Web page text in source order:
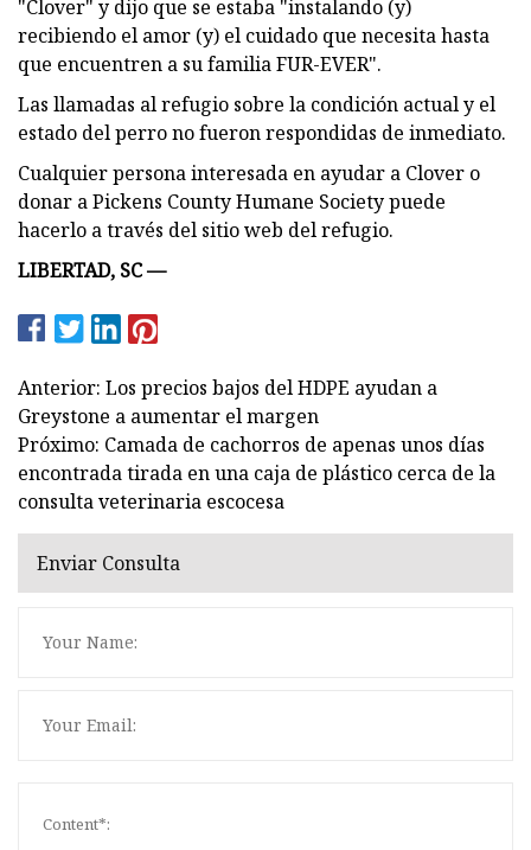
"Clover" y dijo que se estaba "instalando (y)
recibiendo el amor (y) el cuidado que necesita hasta
que encuentren a su familia FUR-EVER".
Las llamadas al refugio sobre la condición actual y el
estado del perro no fueron respondidas de inmediato.
Cualquier persona interesada en ayudar a Clover o
donar a Pickens County Humane Society puede
hacerlo a través del sitio web del refugio.
LIBERTAD, SC —
Anterior: Los precios bajos del HDPE ayudan a
Greystone a aumentar el margen
Próximo: Camada de cachorros de apenas unos días
encontrada tirada en una caja de plástico cerca de la
consulta veterinaria escocesa
Enviar Consulta